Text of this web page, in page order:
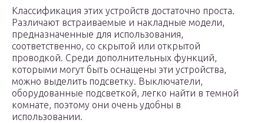
Классификация этих устройств достаточно проста.
Различают встраиваемые и накладные модели,
предназначенные для использования,
соответственно, со скрытой или открытой
проводкой. Среди дополнительных функций,
которыми могут быть оснащены эти устройства,
можно выделить подсветку. Выключатели,
оборудованные подсветкой, легко найти в темной
комнате, поэтому они очень удобны в
использовании.